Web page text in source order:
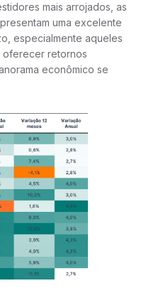
mais arrojados, as
uma excelente
especialmente aqueles
oferecer retornos
econômico se